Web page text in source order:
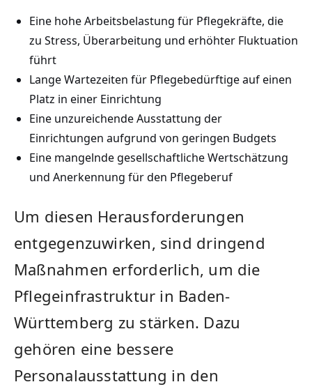
Eine hohe ‌Arbeitsbelastung für Pflegekräfte, die
zu Stress, Überarbeitung ⁣und erhöhter‌ Fluktuation
führt
Lange Wartezeiten für Pflegebedürftige auf einen
Platz in einer Einrichtung
Eine unzureichende Ausstattung der
⁣Einrichtungen aufgrund von geringen Budgets
Eine mangelnde gesellschaftliche Wertschätzung
und Anerkennung für den Pflegeberuf
Um diesen Herausforderungen
entgegenzuwirken, sind dringend
Maßnahmen erforderlich, um die
Pflegeinfrastruktur in Baden-
Württemberg zu stärken. Dazu
gehören eine bessere
Personalausstattung in den